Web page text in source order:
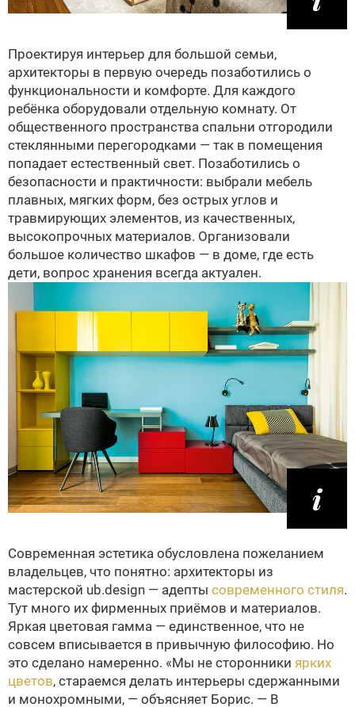
Проектируя интерьер для большой семьи,
архитекторы в первую очередь позаботились о
функциональности и комфорте. Для каждого
ребёнка оборудовали отдельную комнату. От
общественного пространства спальни отгородили
стеклянными перегородками — так в помещения
попадает естественный свет. Позаботились о
безопасности и практичности: выбрали мебель
плавных, мягких форм, без острых углов и
травмирующих элементов, из качественных,
высокопрочных материалов. Организовали
большое количество шкафов — в доме, где есть
дети, вопрос хранения всегда актуален.
Современная эстетика обусловлена пожеланием
владельцев, что понятно: архитекторы из
мастерской ub.design — адепты современного стиля.
Тут много их фирменных приёмов и материалов.
Яркая цветовая гамма — единственное, что не
совсем вписывается в привычную философию. Но
это сделано намеренно. «Мы не сторонники ярких
цветов, стараемся делать интерьеры сдержанными
и монохромными, — объясняет Борис. — В